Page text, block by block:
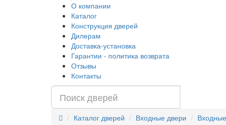
О компании
Каталог
Конструкция дверей
Дилерам
Доставка-установка
Гарантии - политика возврата
Отзывы
Контакты
Каталог дверей Входные двери